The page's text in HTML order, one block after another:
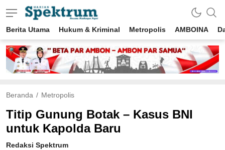
spektrumonline.com
Berita Utama Hukum & Kriminal Metropolis AMBOINA
Beranda Metropolis
Titip Gunung Botak – Kasus BNI
untuk Kapolda Baru
Redaksi Spektrum